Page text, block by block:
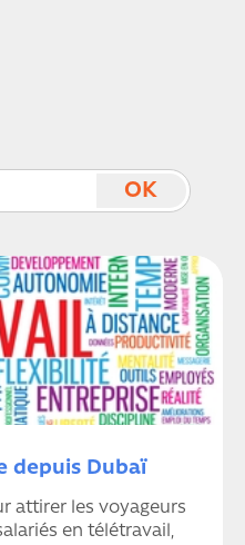
depuis Dubaï
attirer les voyageurs
en télétravail,